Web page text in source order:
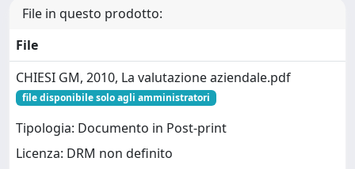
File in questo prodotto:
File
CHIESI GM, 2010, La valutazione aziendale.pdf
file disponibile solo agli amministratori
Tipologia: Documento in Post-print
Licenza: DRM non definito